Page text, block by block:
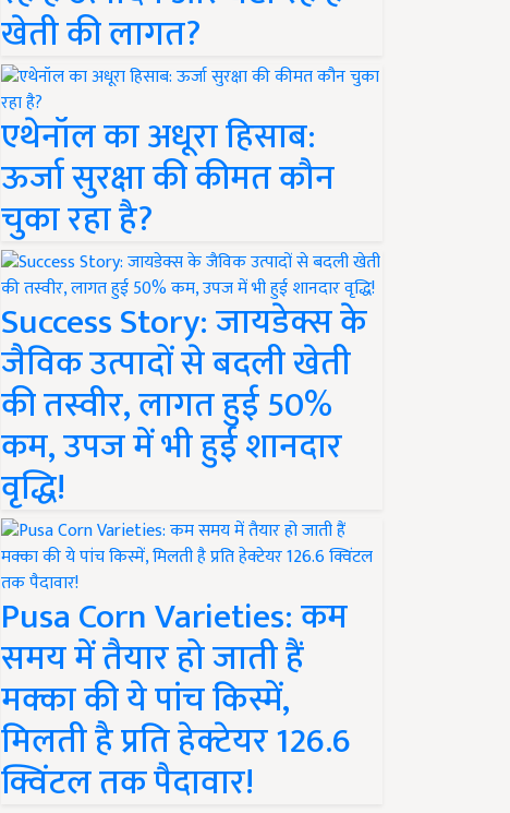
खेती की लागत?
एथेनॉल का अधूरा हिसाब:
ऊर्जा सुरक्षा की कीमत कौन
चुका रहा है?
Success Story: जायडेक्स के
जैविक उत्पादों से बदली खेती
की तस्वीर, लागत हुई 50%
कम, उपज में भी हुई शानदार
वृद्धि!
Pusa Corn Varieties: कम
समय में तैयार हो जाती हैं
मक्का की ये पांच किस्में,
मिलती है प्रति हेक्टेयर 126.6
क्विंटल तक पैदावार!